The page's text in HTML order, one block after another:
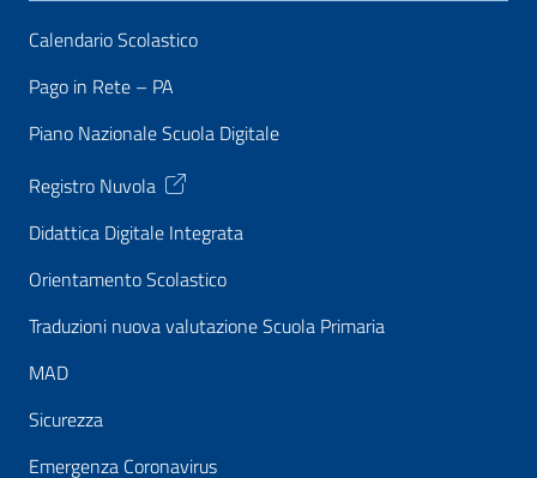
Calendario Scolastico
Pago in Rete – PA
Piano Nazionale Scuola Digitale
Registro Nuvola
Didattica Digitale Integrata
Orientamento Scolastico
Traduzioni nuova valutazione Scuola Primaria
MAD
Sicurezza
Emergenza Coronavirus